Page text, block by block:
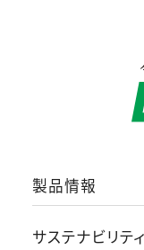
製品情報
サステナビリティ